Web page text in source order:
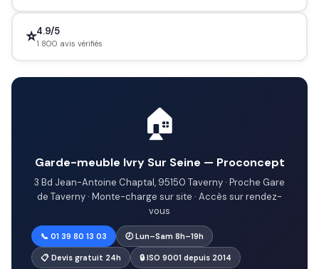
⭐4.9/5
1 800 avis vérifiés
🏠
Garde-meuble Ivry Sur Seine — Proconcept
3 Bd Jean-Antoine Chaptal, 95150 Taverny · Proche Gare
de Taverny · Monte-charge sur site · Accès sur rendez-
vous
📞 01 39 80 13 03 🕗 Lun–Sam 8h–19h
📋 Devis gratuit 24h 🔒 ISO 9001 depuis 2014